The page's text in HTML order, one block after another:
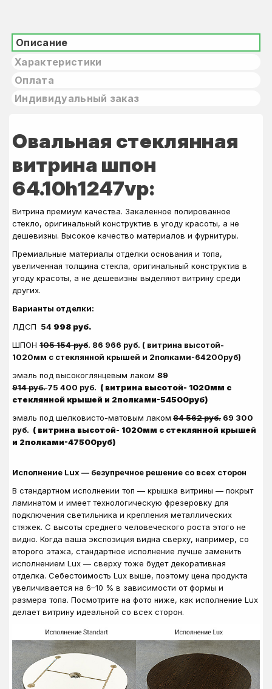
Описание
Характеристики
Оплата
Индивидуальный заказ
Овальная стеклянная
витрина шпон
64.10h1247vp:
Витрина премиум качества. Закаленное полированное
стекло, оригинальный конструктив в угоду красоты, а не
дешевизны. Высокое качество материалов и фурнитуры.
Премиальные материалы отделки основания и топа,
увеличенная толщина стекла, оригинальный конструктив в
угоду красоты, а не дешевизны выделяют витрину среди
других.
Варианты отделки:
ЛДСП 54 998 руб.
ШПОН 105 154 руб. 86 966 руб. ( витрина высотой-
1020мм с стеклянной крышей и 2полками-64200руб)
эмаль под высокоглянцевым лаком 89
914 руб. 75 400 руб. ( витрина высотой- 1020мм с
стеклянной крышей и 2полками-54500руб)
эмаль под шелковисто-матовым лаком 84 562руб. 69 300
руб. ( витрина высотой- 1020мм с стеклянной крышей
и 2полками-47500руб)
Исполнение Lux — безупречное решение со всех сторон
В стандартном исполнении топ — крышка витрины — покрыт
ламинатом и имеет технологическую фрезеровку для
подключения светильника и крепления металлических
стяжек. С высоты среднего человеческого роста этого не
видно. Когда ваша экспозиция видна сверху, например, со
второго этажа, стандартное исполнение лучше заменить
исполнением Lux — сверху тоже будет декоративная
отделка. Себестоимость Lux выше, поэтому цена продукта
увеличивается на 6–10 % в зависимости от формы и
размера топа. Посмотрите на фото ниже, как исполнение Lux
делает витрину идеальной со всех сторон.